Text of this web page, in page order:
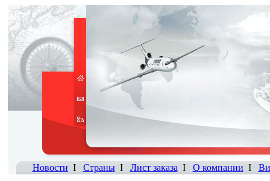
Новости I СтраныI Лист заказа I О компании I